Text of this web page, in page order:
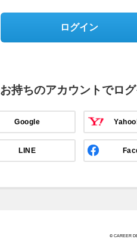
ログイン
お持ちのアカウントでロ
Google
LINE
© CAREER